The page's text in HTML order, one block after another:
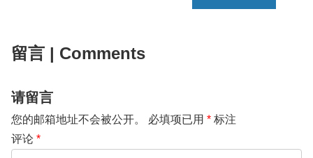
留言 | Comments
请留言
您的邮箱地址不会被公开。 必填项已用 * 标注
评论 *